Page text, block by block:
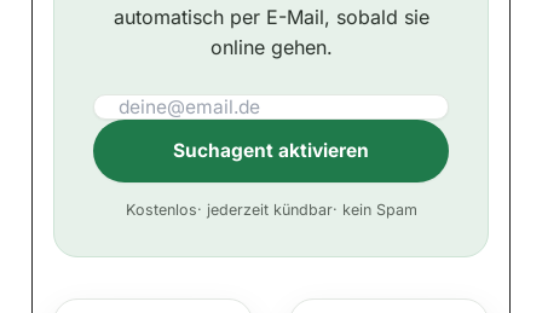
automatisch per E-Mail, sobald sie
online gehen.
Suchagent aktivieren
t
Kostenlos· jederzeit kündbar· kein Spam